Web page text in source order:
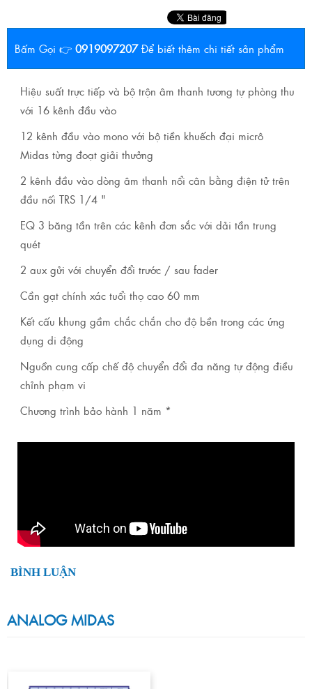
Bấm Gọi 👉 0919097207 Để biết thêm chi tiết sản phẩm
Hiệu suất trực tiếp và bộ trộn âm thanh tương tự phòng thu
với 16 kênh đầu vào
12 kênh đầu vào mono với bộ tiền khuếch đại micrô
Midas từng đoạt giải thưởng
2 kênh đầu vào dòng âm thanh nổi cân bằng điện tử trên
đầu nối TRS 1/4 "
EQ 3 băng tần trên các kênh đơn sắc với dải tần trung
quét
2 aux gửi với chuyển đổi trước / sau fader
Cần gạt chính xác tuổi thọ cao 60 mm
Kết cấu khung gầm chắc chắn cho độ bền trong các ứng
dụng di động
Nguồn cung cấp chế độ chuyển đổi đa năng tự động điều
chỉnh phạm vi
Chương trình bảo hành 1 năm *
BÌNH LUẬN
ANALOG MIDAS